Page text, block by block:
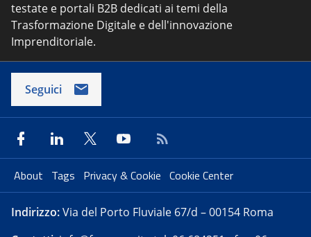
testate e portali B2B dedicati ai temi della
Trasformazione Digitale e dell'innovazione
Imprenditoriale.
Seguici
About Tags Privacy & Cookie Cookie Center
Indirizzo:Via del Porto Fluviale 67/d – 00154 Roma